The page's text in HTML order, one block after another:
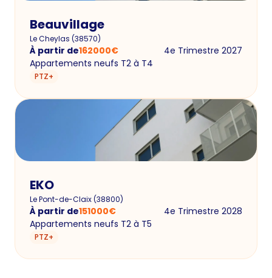
Beauvillage
Le Cheylas (38570)
À partir de162000€
4e Trimestre 2027
Appartements neufs T2 à T4
PTZ+
EKO
Le Pont-de-Claix(38800)
À partir de151000€
4e Trimestre 2028
Appartements neufs T2 à T5
PTZ+